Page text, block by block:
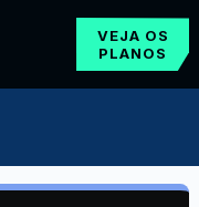
VEJA OS
PLANOS